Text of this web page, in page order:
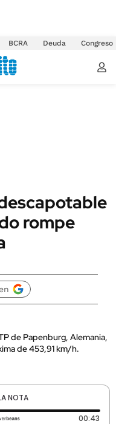
BCRA Deuda Congreso
rompe
de Papenburg, Alemania,
de 453,91 km/h.
NOTA
0 segundos 00:43